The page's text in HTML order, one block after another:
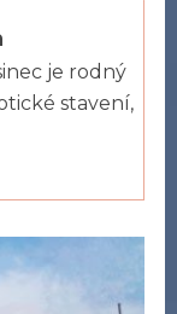
je rodný
stavení,